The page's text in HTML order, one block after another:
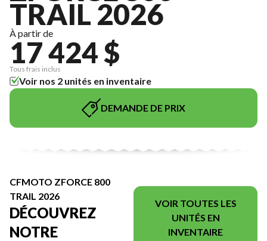
TRAIL 2026
À partir de
17 424 $
Tous frais inclus
Voir nos 2 unités en inventaire
DEMANDE DE PRIX
CFMOTO ZFORCE 800
TRAIL 2026
DÉCOUVREZ
NOTRE
VOIR TOUTES LES
UNITÉS EN
INVENTAIRE